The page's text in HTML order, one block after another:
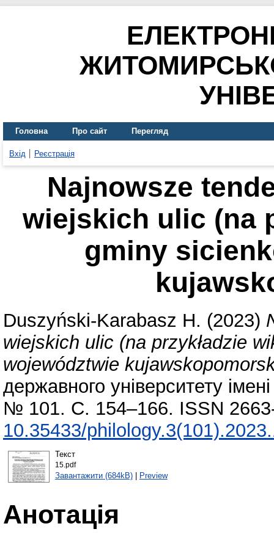
Головна Про сайт Перегляд
Вхід Реєстрація
Najnowsze
wiejskich ulic (na
gminy
Duszyński-Karabasz H. (2023)
wiejskich ulic (na przykładzie
województwie
державного університету
№ 101. С. 154–166. ISSN
10.35433/
Текст
15.pdf
Завантажити (684kB)| Preview
Анотація